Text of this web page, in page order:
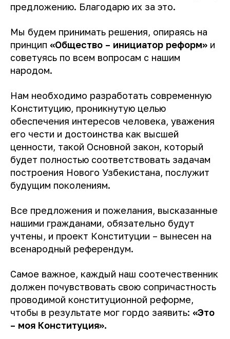
предложению. Благодарю их за это.
Мы будем принимать решения, опираясь на
принцип «Общество – инициатор реформ» и
советуясь по всем вопросам с нашим
народом.
Нам необходимо разработать современную
Конституцию, проникнутую целью
обеспечения интересов человека, уважения
его чести и достоинства как высшей
ценности, такой Основной закон, который
будет полностью соответствовать задачам
построения Нового Узбекистана, послужит
будущим поколениям.
Все предложения и пожелания, высказанные
нашими гражданами, обязательно будут
учтены, и проект Конституции – вынесен на
всенародный референдум.
Самое важное, каждый наш соотечественник
должен почувствовать свою сопричастность
проводимой конституционной реформе,
чтобы в результате мог гордо заявить: «Это
– моя Конституция».